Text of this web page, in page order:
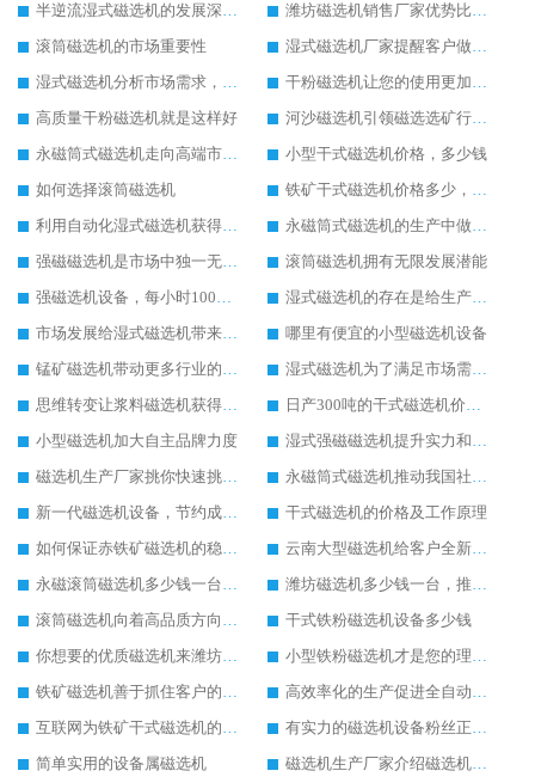
半逆流湿式磁选机的发展深入人心
潍坊磁选机销售厂家优势比较高
滚筒磁选机的市场重要性
湿式磁选机厂家提醒客户做好湿式磁选机的维护工作
湿式磁选机分析市场需求，提升生产技术
干粉磁选机让您的使用更加放心
高质量干粉磁选机就是这样好
河沙磁选机引领磁选选矿行业快速发展
永磁筒式磁选机走向高端市场发展
小型干式磁选机价格，多少钱
如何选择滚筒磁选机
铁矿干式磁选机价格多少，贵不贵
利用自动化湿式磁选机获得客户认可
永磁筒式磁选机的生产中做出新的改变
强磁磁选机是市场中独一无二的好用的设备
滚筒磁选机拥有无限发展潜能
强磁选机设备，每小时100吨大概多少钱
湿式磁选机的存在是给生产极大的帮助
市场发展给湿式磁选机带来好的发展机遇
哪里有便宜的小型磁选机设备
锰矿磁选机带动更多行业的进步和发展
湿式磁选机为了满足市场需求而不断努力
思维转变让浆料磁选机获得发展先机
日产300吨的干式磁选机价格以及参数
小型磁选机加大自主品牌力度
湿式强磁磁选机提升实力和生产价值
磁选机生产厂家挑你快速挑选磁选机设备
永磁筒式磁选机推动我国社会的发展
新一代磁选机设备，节约成本又好用
干式磁选机的价格及工作原理
如何保证赤铁矿磁选机的稳定发展
云南大型磁选机给客户全新的体验
永磁滚筒磁选机多少钱一台，提供型号参数表
潍坊磁选机多少钱一台，推荐合适磁选机厂家
滚筒磁选机向着高品质方向发展
干式铁粉磁选机设备多少钱
你想要的优质磁选机来潍坊找华体会手机网页版-华体会(中国)
小型铁粉磁选机才是您的理想设备
铁矿磁选机善于抓住客户的心里需求
高效率化的生产促进全自动磁选机的发展
互联网为铁矿干式磁选机的销售提供了便利
有实力的磁选机设备粉丝正在暴增
简单实用的设备属磁选机
磁选机生产厂家介绍磁选机的使用范围